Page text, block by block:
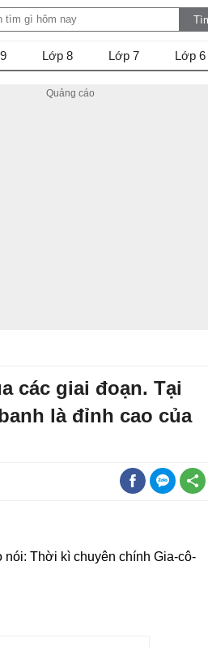
Lớp 8 Lớp 7 Lớp 6
các giai đoạn. Tại
là đỉnh cao của
nói: Thời kì chuyên chính Gia-cô-